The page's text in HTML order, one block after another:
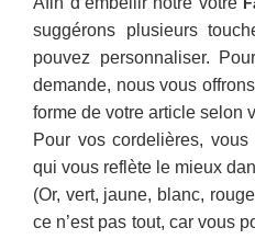
suggérons plusieurs
pouvez personnaliser.
demande, nous vous
forme de votre article selon
Pour vos cordelières,
qui vous reflète le mieux
(Or, vert, jaune, blanc,
ce n’est pas tout, car vous